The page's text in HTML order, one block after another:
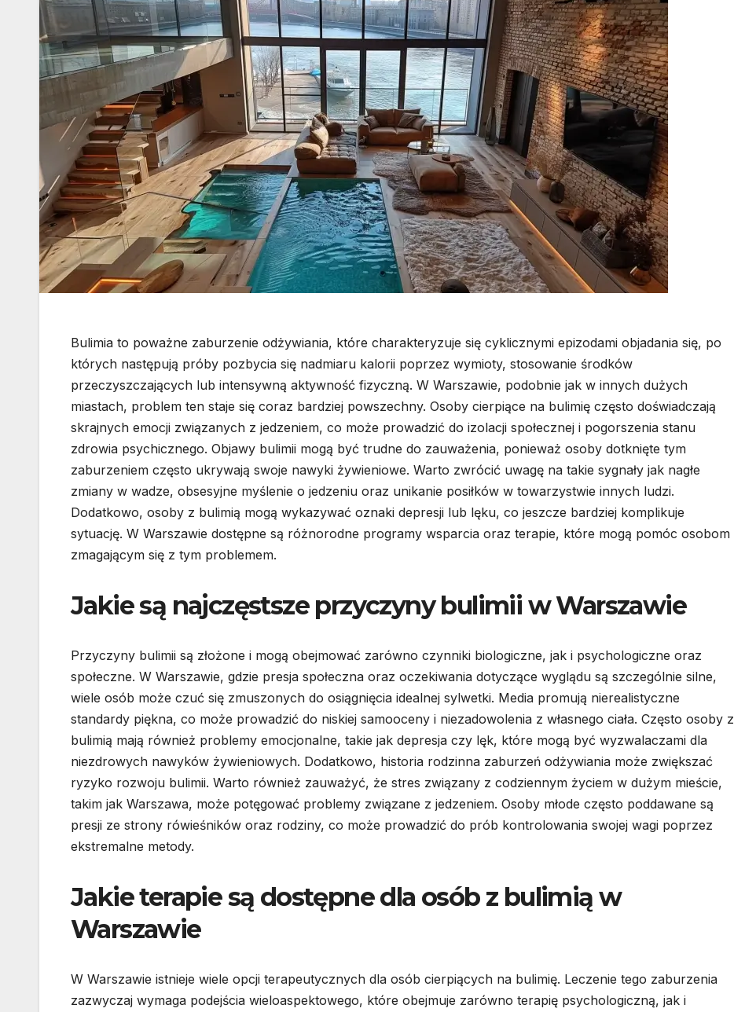
Bulimia to poważne zaburzenie odżywiania, które charakteryzuje się cyklicznymi epizodami objadania się, po
których następują próby pozbycia się nadmiaru kalorii poprzez wymioty, stosowanie środków
przeczyszczających lub intensywną aktywność fizyczną. W Warszawie, podobnie jak w innych dużych
miastach, problem ten staje się coraz bardziej powszechny. Osoby cierpiące na bulimię często doświadczają
skrajnych emocji związanych z jedzeniem, co może prowadzić do izolacji społecznej i pogorszenia stanu
zdrowia psychicznego. Objawy bulimii mogą być trudne do zauważenia, ponieważ osoby dotknięte tym
zaburzeniem często ukrywają swoje nawyki żywieniowe. Warto zwrócić uwagę na takie sygnały jak nagłe
zmiany w wadze, obsesyjne myślenie o jedzeniu oraz unikanie posiłków w towarzystwie innych ludzi.
Dodatkowo, osoby z bulimią mogą wykazywać oznaki depresji lub lęku, co jeszcze bardziej komplikuje
sytuację. W Warszawie dostępne są różnorodne programy wsparcia oraz terapie, które mogą pomóc osobom
zmagającym się z tym problemem.
Jakie są najczęstsze przyczyny bulimii w Warszawie
Przyczyny bulimii są złożone i mogą obejmować zarówno czynniki biologiczne, jak i psychologiczne oraz
społeczne. W Warszawie, gdzie presja społeczna oraz oczekiwania dotyczące wyglądu są szczególnie silne,
wiele osób może czuć się zmuszonych do osiągnięcia idealnej sylwetki. Media promują nierealistyczne
standardy piękna, co może prowadzić do niskiej samooceny i niezadowolenia z własnego ciała. Często osoby z
bulimią mają również problemy emocjonalne, takie jak depresja czy lęk, które mogą być wyzwalaczami dla
niezdrowych nawyków żywieniowych. Dodatkowo, historia rodzinna zaburzeń odżywiania może zwiększać
ryzyko rozwoju bulimii. Warto również zauważyć, że stres związany z codziennym życiem w dużym mieście,
takim jak Warszawa, może potęgować problemy związane z jedzeniem. Osoby młode często poddawane są
presji ze strony rówieśników oraz rodziny, co może prowadzić do prób kontrolowania swojej wagi poprzez
ekstremalne metody.
Jakie terapie są dostępne dla osób z bulimią w
Warszawie
W Warszawie istnieje wiele opcji terapeutycznych dla osób cierpiących na bulimię. Leczenie tego zaburzenia
zazwyczaj wymaga podejścia wieloaspektowego, które obejmuje zarówno terapię psychologiczną, jak i